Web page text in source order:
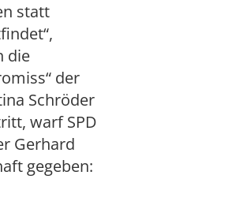
statt
die
der
Schröder
warf SPD
Gerhard
gegeben: